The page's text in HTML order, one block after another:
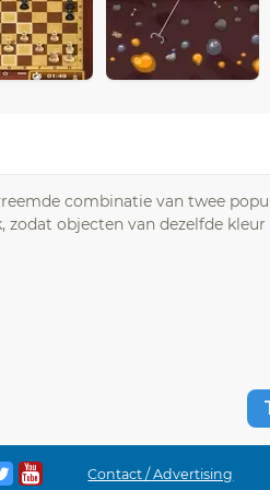
combinatie van twee
zodat objecten van dezelfde
Contact / Advertising